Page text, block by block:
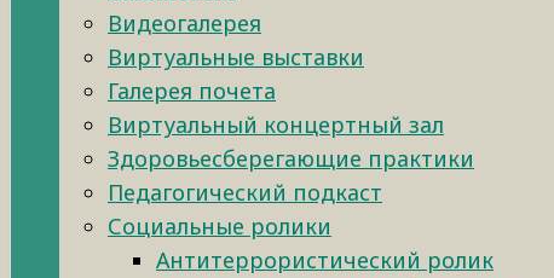
Видеогалерея
Виртуальные выставки
Галерея почета
Виртуальный концертный зал
Здоровьесберегающие практики
Педагогический подкаст
Социальные ролики
Антитеррористический ролик